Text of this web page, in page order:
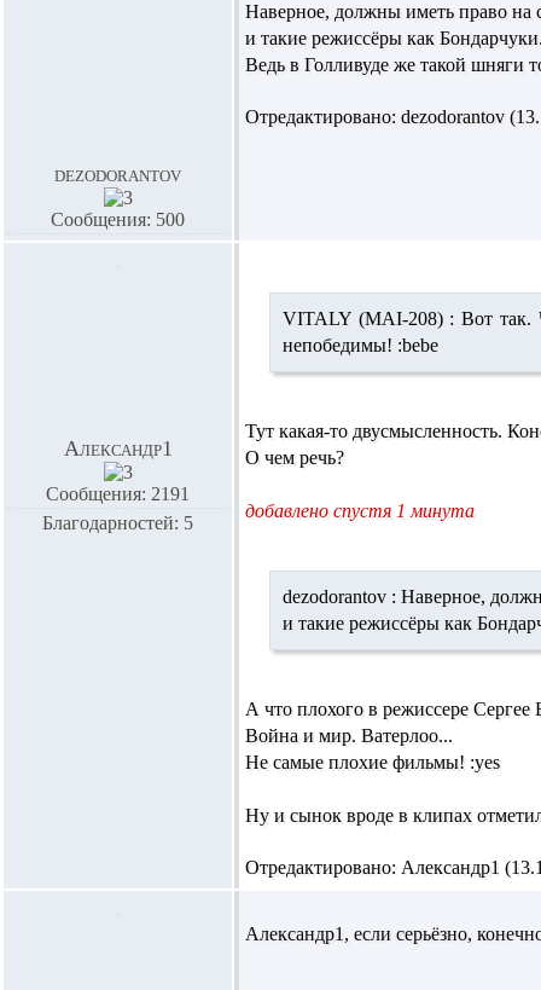
dezodorantov
Сообщения: 500
Наверное, должны иметь право на
и такие режиссёры как
Ведь в Голливуде же такой шняги
Отредактировано: dezodorantov
Александр1
Сообщения: 2191
Благодарностей: 5
VITALY (MAI-208) : Вот так.
непобедимы! :bebe
Тут какая-то двусмысленность.
О чем речь?
добавлено спустя 1 минута
dezodorantov : Наверное,
и такие режиссёры как
А что плохого в режиссере Сергее
Война и мир. Ватерлоо...
Не самые плохие фильмы! :yes
Ну и сынок вроде в клипах
Отредактировано: Александр1
Александр1, если серьёзно,